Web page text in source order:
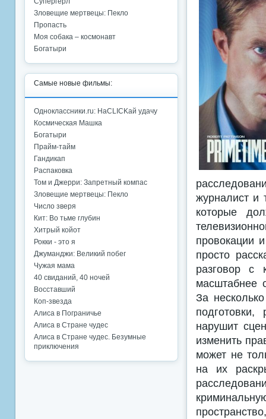
журналист и
которые
провокации
просто
разговор с
масштабнее
За
нарушит
изменить
может не
на их
Зловещие мертвецы: Пекло
Пропасть
Моя собака – космонавт
Богатыри
Самые новые фильмы:
Одноклассники.ru: НаCLICKай удачу
Космическая Машка
Богатыри
Прайм-тайм
Гандикап
Распаковка
Том и Джерри: Запретный компас
Зловещие мертвецы: Пекло
Число зверя
Кит: Во тьме глубин
Хитрый койот
Рокки - это я
Джуманджи: Великий побег
Чужая мама
40 свиданий, 40 ночей
Восставший
Коп-звезда
Алиса в Пограничье
Алиса в Стране чудес
Алиса в Стране чудес. Безумные
приключения